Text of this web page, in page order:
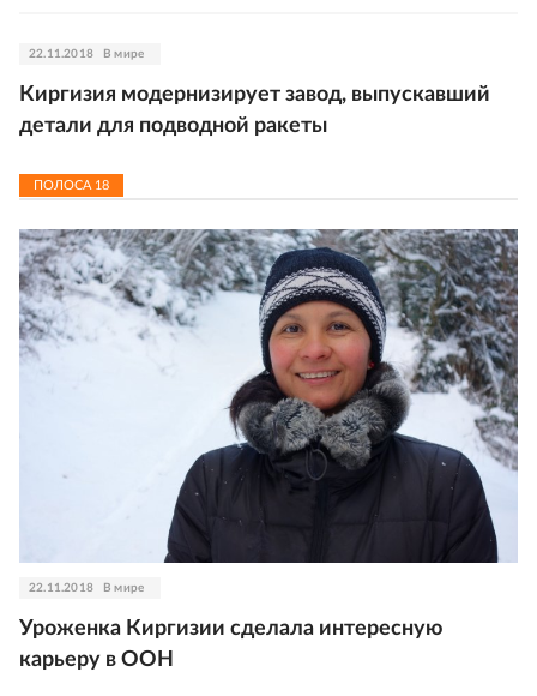
22.11.2018 В мире
Киргизия модернизирует завод, выпускавший
детали для подводной ракеты
ПОЛОСА 18
22.11.2018 В мире
Уроженка Киргизии сделала интересную
карьеру в ООН